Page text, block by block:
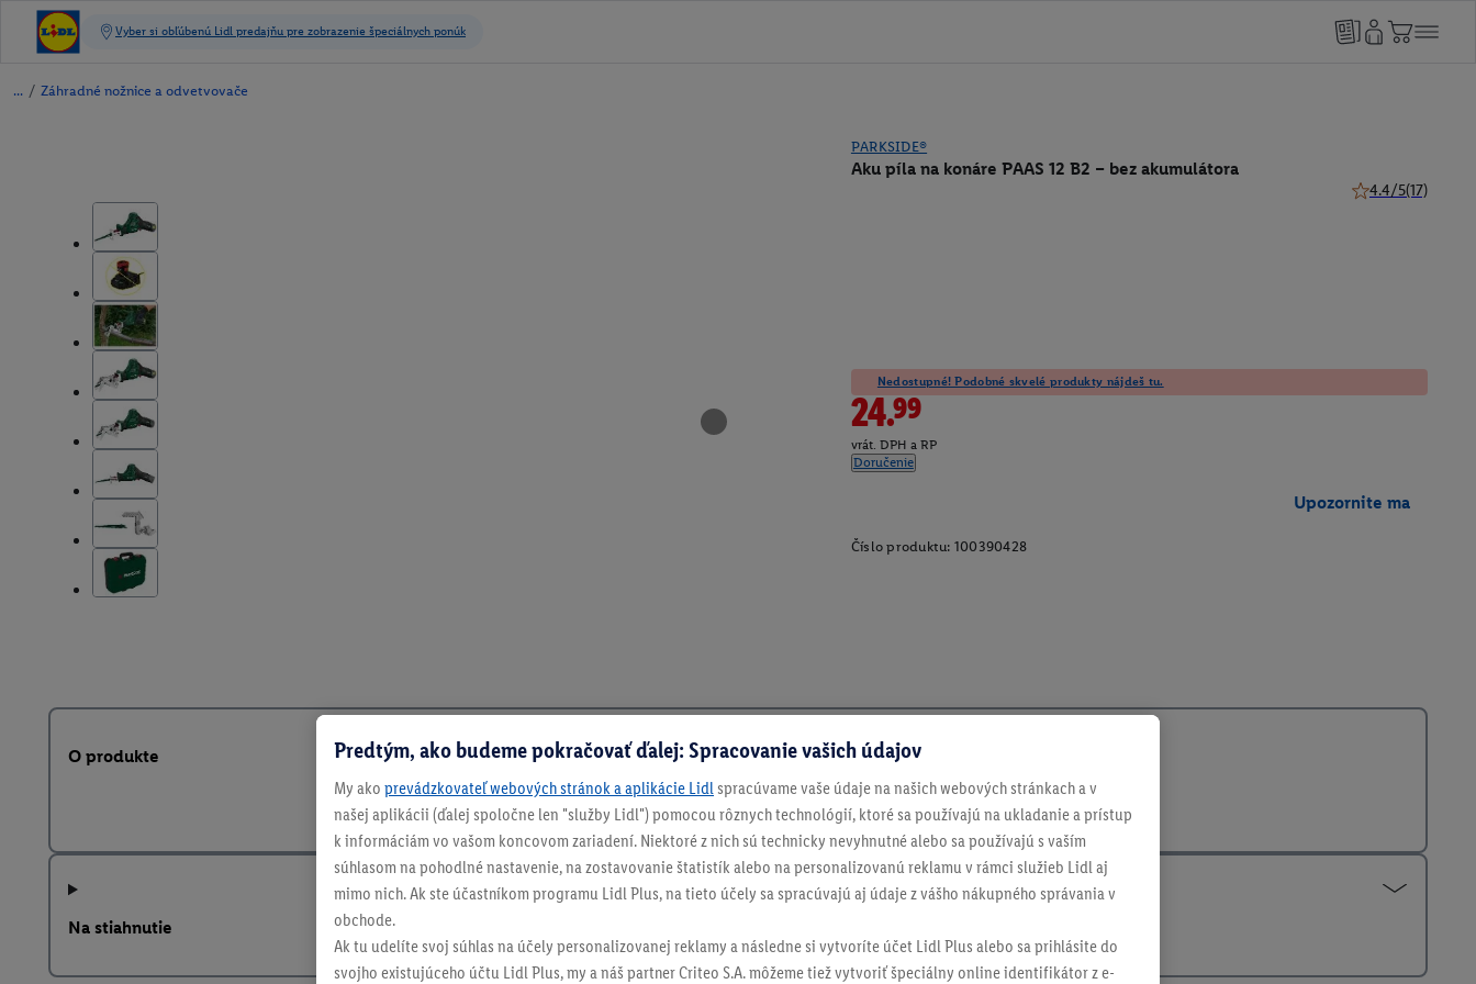
/ Záhradné nožnice a odvetvovače
PARKSIDE®
Aku píla na konáre PAAS 12 B2 – bez akumulátora
4.4/5(17)
Nedostupné! Podobné skvelé produkty nájdeš tu.
24.99
vrát. DPH a RP
Doručenie
Upozornite ma
Číslo produktu: 100390428
O produkte
Na stiahnutie
Predtým, ako budeme pokračovať ďalej: Spracovanie vašich údajov
My ako prevádzkovateľ webových stránok a aplikácie Lidl spracúvame vaše údaje na našich webových stránkach a v
našej aplikácii (ďalej spoločne len "služby Lidl") pomocou rôznych technológií, ktoré sa používajú na ukladanie a prístup
k informáciám vo vašom koncovom zariadení. Niektoré z nich sú technicky nevyhnutné alebo sa používajú s vaším
súhlasom na pohodlné nastavenie, na zostavovanie štatistík alebo na personalizovanú reklamu v rámci služieb Lidl aj
mimo nich. Ak ste účastníkom programu Lidl Plus, na tieto účely sa spracúvajú aj údaje z vášho nákupného správania v
obchode.
Ak tu udelíte svoj súhlas na účely personalizovanej reklamy a následne si vytvoríte účet Lidl Plus alebo sa prihlásite do
svojho existujúceho účtu Lidl Plus, my a náš partner Criteo S.A. môžeme tiež vytvoriť špeciálny online identifikátor z e-